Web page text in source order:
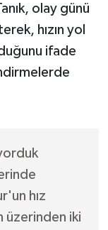
olay günü
hızın yol
ifade
hız
üzerinden iki